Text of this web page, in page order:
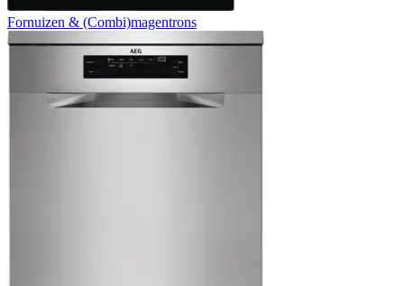
Fornuizen & (Combi)magentrons